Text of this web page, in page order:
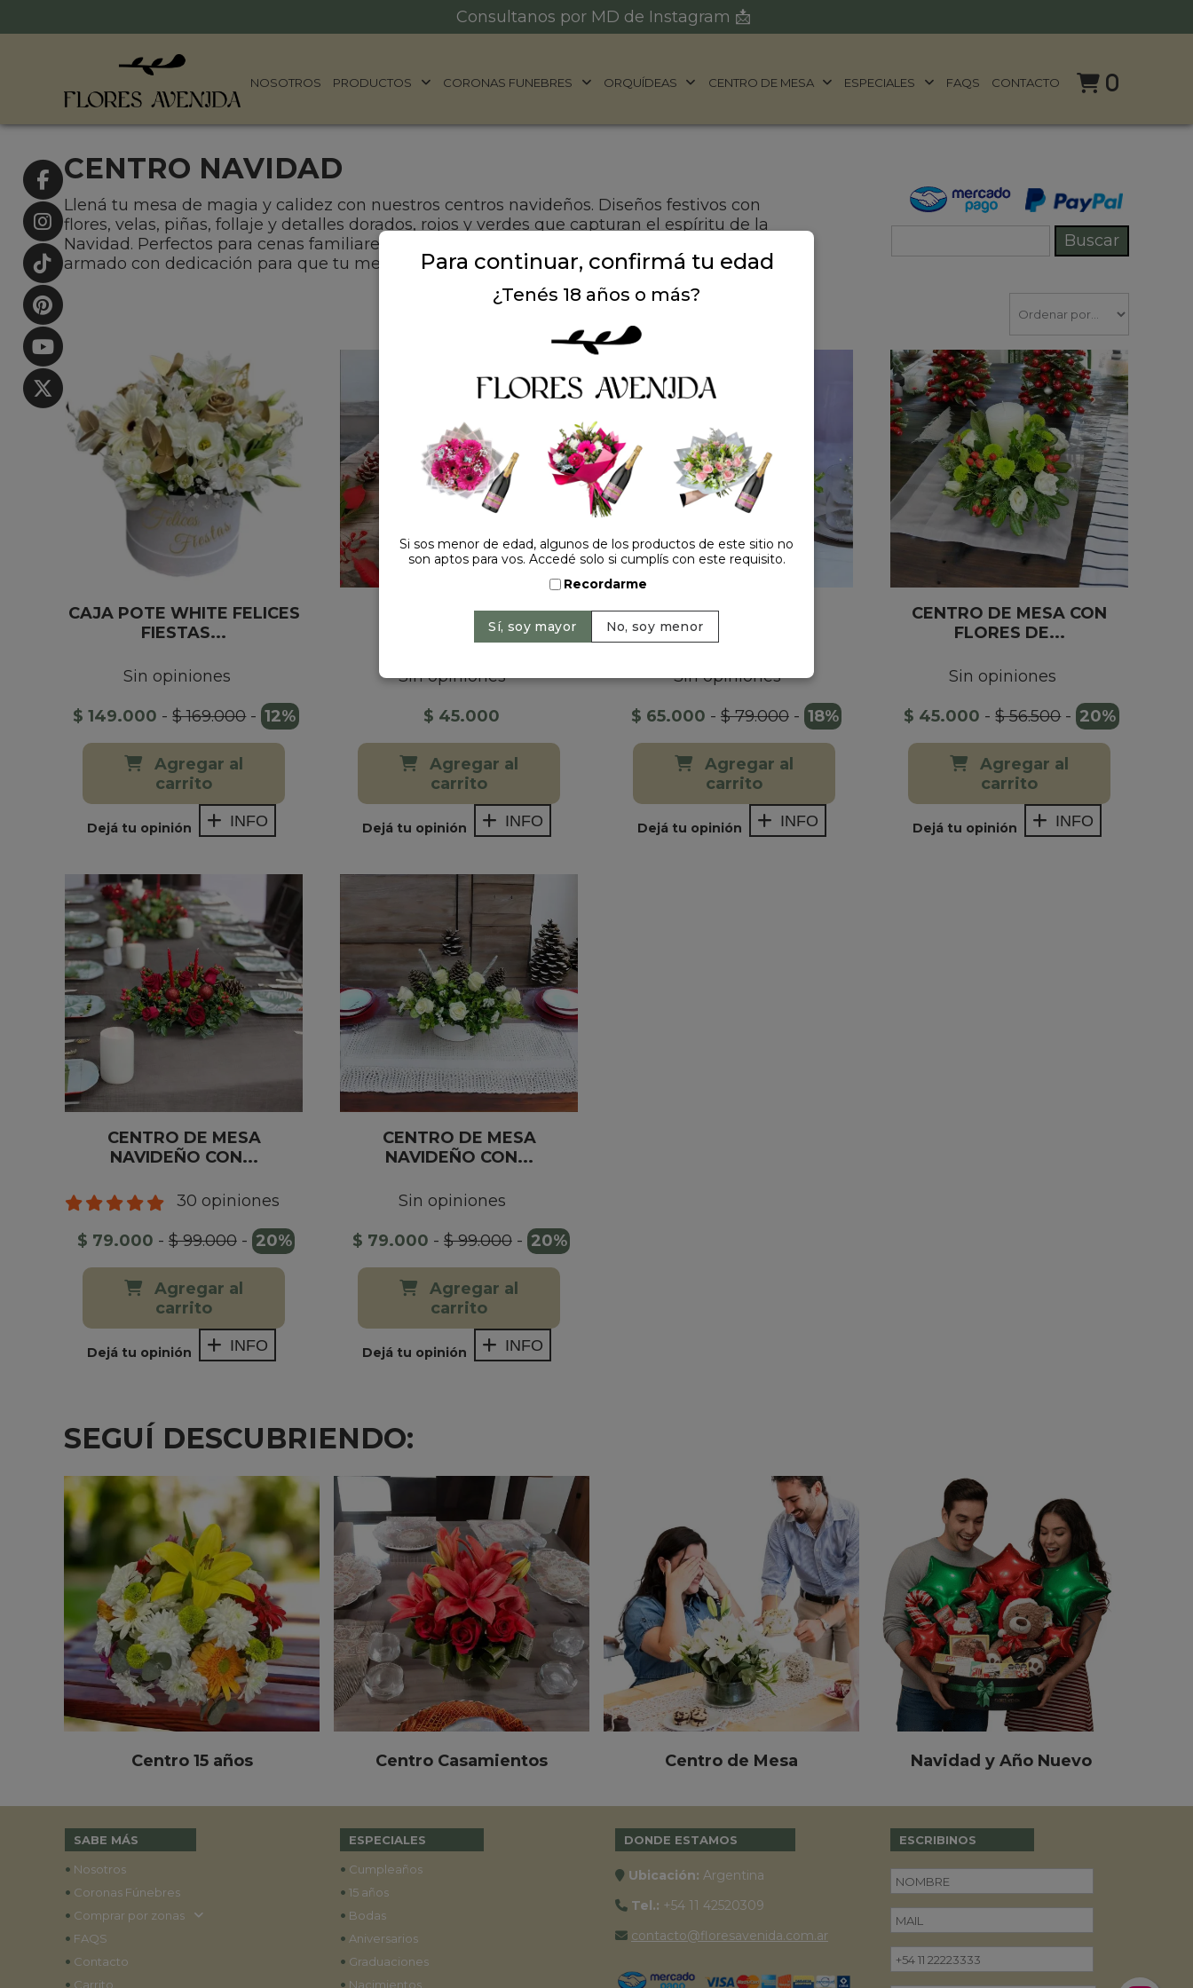
Consultanos por MD de Instagram 📩
NOSOTROS PRODUCTOS CORONAS FUNEBRES ORQUÍDEAS CENTRO DE MESA ESPECIALES FAQS CONTACTO 0
CENTRO NAVIDAD
Llená tu mesa de magia y calidez con nuestros centros navideños. Diseños festivos con
flores, velas, piñas, follaje y detalles dorados, rojos y verdes que capturan el espíritu de la
Navidad. Perfectos para cenas familiares, eventos o como regalo especial. Cada centro está
armado con dedicación para que tu mesa brille en estas fiestas.
CAJA POTE WHITE FELICES
FIESTAS...
Sin opiniones
$ 149.000 -$ 169.000-12%
Agregar al
carrito
Dejá tu opinión INFO
CENTRO DE MESA
NAVIDEÑO CON...
Sin opiniones
$ 45.000
Agregar al
carrito
Dejá tu opinión INFO
CENTRO DE MESA
NAVIDEÑO CON...
Sin opiniones
$ 65.000 - $ 79.000- 18%
Agregar al
carrito
Dejá tu opinión INFO
CENTRO DE MESA CON
FLORES DE...
Sin opiniones
$ 45.000 -$ 56.500- 20%
Agregar al
carrito
Dejá tu opinión INFO
CENTRO DE MESA
NAVIDEÑO CON...
30 opiniones
$ 79.000 - $ 99.000- 20%
Agregar al
carrito
Dejá tu opinión INFO
CENTRO DE MESA
NAVIDEÑO CON...
Sin opiniones
$ 79.000 - $ 99.000- 20%
Agregar al
carrito
Dejá tu opinión INFO
SEGUÍ DESCUBRIENDO:
Centro 15 años Centro Casamientos Centro de Mesa Navidad y Año Nuevo
SABE MÁS
• Nosotros
• Coronas Fúnebres
• Comprar por zonas
• FAQS
• Contacto
• Carrito
ESPECIALES
• Cumpleaños
• 15 años
• Bodas
• Aniversarios
• Graduaciones
• Nacimientos
DONDE ESTAMOS
Ubicación: Argentina
Tel.: +54 11 42520309
contacto@floresavenida.com.ar
ESCRIBINOS
Para continuar, confirmá tu edad
¿Tenés 18 años o más?
Si sos menor de edad, algunos de los productos de este sitio no
son aptos para vos. Accedé solo si cumplís con este requisito.
Recordarme